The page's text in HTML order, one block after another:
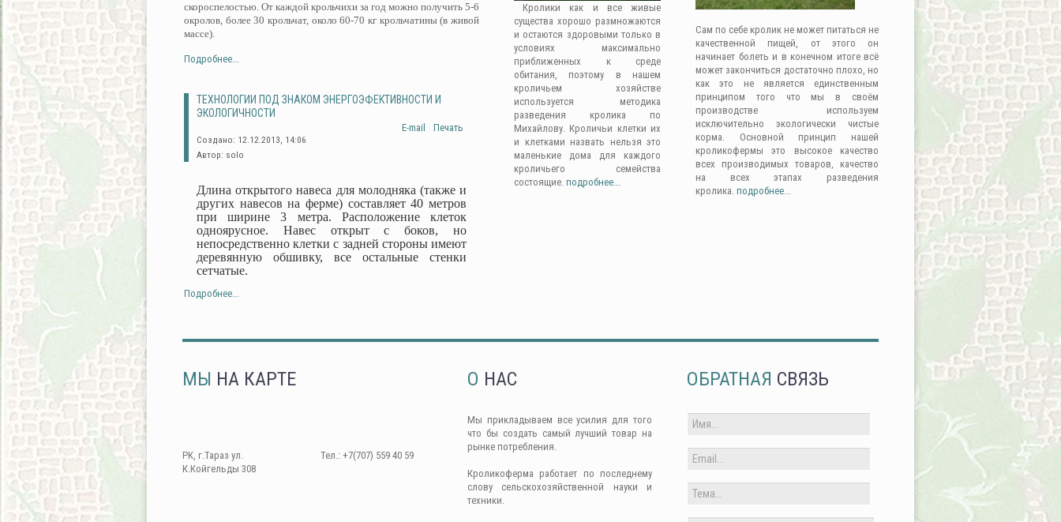
скороспелостью. От каждой крольчихи за год можно получить 5-6
окролов, более 30 крольчат, около 60-70 кг крольчатины (в живой
массе).
Подробнее...
ТЕХНОЛОГИИ ПОД ЗНАКОМ ЭНЕРГОЭФЕКТИВНОСТИ И
ЭКОЛОГИЧНОСТИ
Печать
E-mail
Создано: 12.12.2013, 14:06
Автор: solo
Длина открытого навеса для молодняка (также и
других навесов на ферме) составляет 40 метров
при ширине 3 метра. Расположение клеток
одноярусное. Навес открыт с боков, но
непосредственно клетки с задней стороны имеют
деревянную обшивку, все остальные стенки
сетчатые.
Подробнее...
Кролики как и все живые
существа хорошо размножаются
и остаются здоровыми только в
условиях максимально
приближенных к среде
обитания, поэтому в нашем
кроличьем хозяйстве
используется методика
разведения кролика по
Михайлову. Кроличьи клетки их
и клетками назвать нельзя это
маленькие дома для каждого
кроличьего семейства
состоящие. подробнее...
Сам по себе кролик не может питаться не
качественной пищей, от этого он
начинает болеть и в конечном итоге всё
может закончиться достаточно плохо, но
как это не является единственным
принципом того что мы в своём
производстве используем
исключительно экологически чистые
корма. Основной принцип нашей
кроликофермы это высокое качество
всех производимых товаров, качество
на всех этапах разведения
кролика. подробнее...
МЫ НА КАРТЕ
РК, г.Тараз ул.
К.Койгельды 308
Тел.: +7(707) 559 40 59
О НАС
Мы прикладываем все усилия для того
что бы создать самый лучший товар на
рынке потребления.
Кроликоферма работает по последнему
слову сельскохозяйственной науки и
техники.
ОБРАТНАЯ СВЯЗЬ